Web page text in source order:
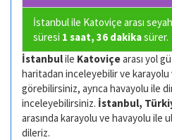
İstanbul ile Katoviçe arası
süresi 1 saat, 36 dakikasürer.
İstanbulile Katoviçearası yol
haritadan inceleyebilir ve karayolu
görebilirsiniz, ayrıca havayolu ile
inceleyebilirsiniz. İstanbul,
arasında karayolu ve havayolu ile
dileriz.